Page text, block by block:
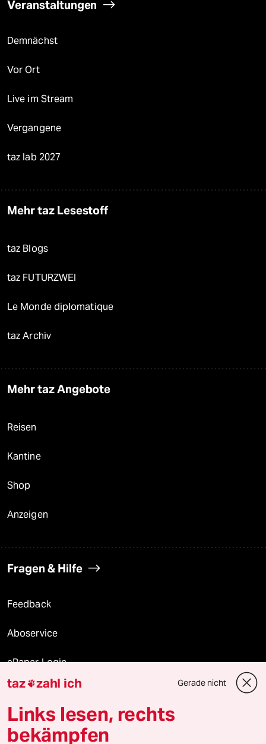
Veranstaltungen
Demnächst
Vor Ort
Live im Stream
Vergangene
taz lab 2027
Mehr taz Lesestoff
taz Blogs
taz FUTURZWEI
Le Monde diplomatique
taz Archiv
Mehr taz Angebote
Reisen
Kantine
Shop
Anzeigen
Fragen & Hilfe
Feedback
Aboservice
ePaper Login
Downloads für Abonnierende
taz zahl ich Gerade nicht
Links lesen, rechts
bekämpfen